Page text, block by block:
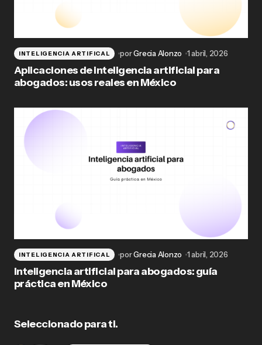
INTELIGENCIA ARTIFICAL porGrecia Alonzo 1 abril, 2026
Aplicaciones de inteligencia artificial para
abogados: usos reales en México
INTELIGENCIA ARTIFICAL porGrecia Alonzo 1 abril, 2026
Inteligencia artificial para abogados: guía
práctica en México
Seleccionado para ti.